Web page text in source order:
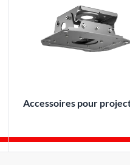
Accessoires pour